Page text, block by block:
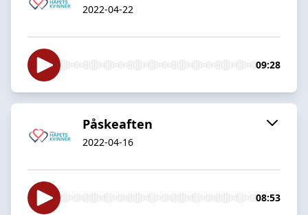
2022-04-22
09:28
Påskeaften
2022-04-16
08:53